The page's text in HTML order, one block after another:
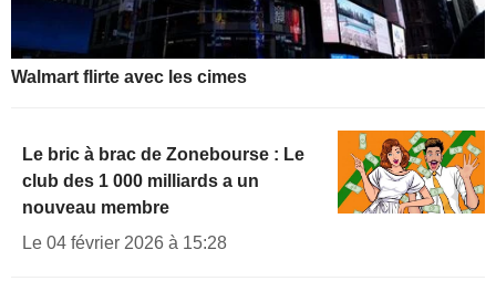
Walmart flirte avec les cimes
Le bric à brac de Zonebourse : Le
club des 1 000 milliards a un
nouveau membre
Le 04 février 2026 à 15:28